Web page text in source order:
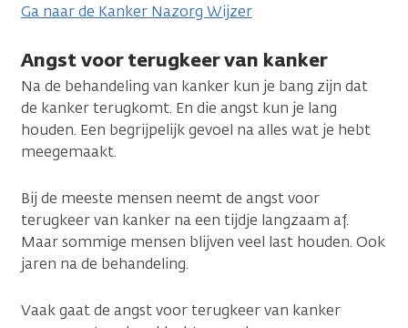
Ga naar de Kanker Nazorg Wijzer
Angst voor terugkeer van kanker
Na de behandeling van kanker kun je bang zijn dat
de kanker terugkomt. En die angst kun je lang
houden. Een begrijpelijk gevoel na alles wat je hebt
meegemaakt.
Bij de meeste mensen neemt de angst voor
terugkeer van kanker na een tijdje langzaam af.
Maar sommige mensen blijven veel last houden. Ook
jaren na de behandeling.
Vaak gaat de angst voor terugkeer van kanker